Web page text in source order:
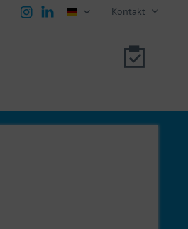
deutsch Kontakt